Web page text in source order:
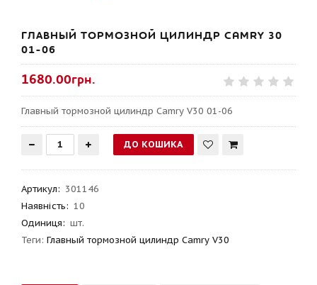
ГЛАВНЫЙ ТОРМОЗНОЙ ЦИЛИНДР CAMRY 30
01-06
1680.00грн.
Главный тормозной цилиндр Camry V30 01-06
Артикул: 301146
Наявність: 10
Одиниця: шт.
Теги: Главный тормозной цилиндр Camry V30